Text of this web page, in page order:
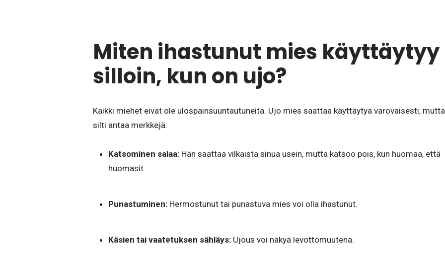
Miten ihastunut mies käyttäytyy
silloin, kun on ujo?
Kaikki miehet eivät ole ulospäinsuuntautuneita. Ujo mies saattaa käyttäytyä varovaisesti, mutta
silti antaa merkkejä:
Katsominen salaa:Hän saattaa vilkaista sinua usein, mutta katsoo pois, kun huomaa, että
huomasit.
Punastuminen:Hermostunut tai punastuva mies voi olla ihastunut.
Käsien tai vaatetuksen sähläys:Ujous voi näkyä levottomuutena.